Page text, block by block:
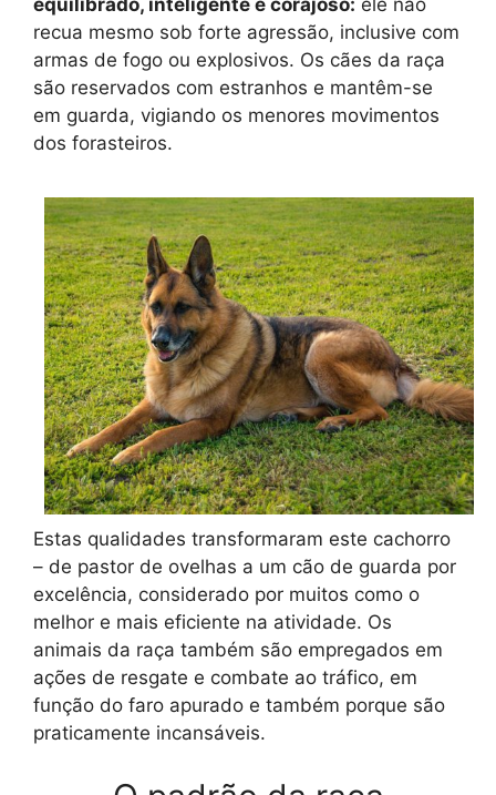
equilibrado, inteligente e corajoso: ele não
recua mesmo sob forte agressão, inclusive com
armas de fogo ou explosivos. Os cães da raça
são reservados com estranhos e mantêm-se
em guarda, vigiando os menores movimentos
dos forasteiros.
Estas qualidades transformaram este cachorro
– de pastor de ovelhas a um cão de guarda por
excelência, considerado por muitos como o
melhor e mais eficiente na atividade. Os
animais da raça também são empregados em
ações de resgate e combate ao tráfico, em
função do faro apurado e também porque são
praticamente incansáveis.